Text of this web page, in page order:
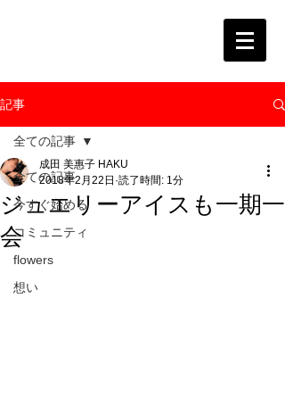
記事
全ての記事
今すぐ始める
コミュニティ
flowers
想い
全ての記事
ジュエリーアイスも一期一
会
成田 美惠子 HAKU
2018年2月22日 読了時間: 1分